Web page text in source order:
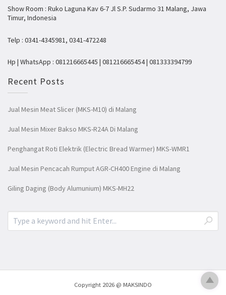
Show Room : Ruko Laguna Kav 6-7 Jl S.P. Sudarmo 31 Malang, Jawa
Timur, Indonesia
Telp : 0341-4345981, 0341-472248
Hp | WhatsApp : 081216665445 | 081216665454 | 081333394799
Recent Posts
Jual Mesin Meat Slicer (MKS-M10) di Malang
Jual Mesin Mixer Bakso MKS-R24A Di Malang
Penghangat Roti Elektrik (Electric Bread Warmer) MKS-WMR1
Jual Mesin Pencacah Rumput AGR-CH400 Engine di Malang
Giling Daging (Body Alumunium) MKS-MH22
Copyright 2026 @ MAKSINDO